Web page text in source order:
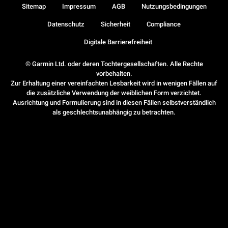
© Garmin Ltd. oder deren Tochtergesellschaften. Alle Rechte
vorbehalten.
Zur Erhaltung einer vereinfachten Lesbarkeit wird in wenigen Fällen auf
die zusätzliche Verwendung der weiblichen Form verzichtet.
Ausrichtung und Formulierung sind in diesen Fällen selbstverständlich
als geschlechtsunabhängig zu betrachten.
Sitemap Impressum AGB Nutzungsbedingungen
Datenschutz Sicherheit Compliance
Digitale Barrierefreiheit